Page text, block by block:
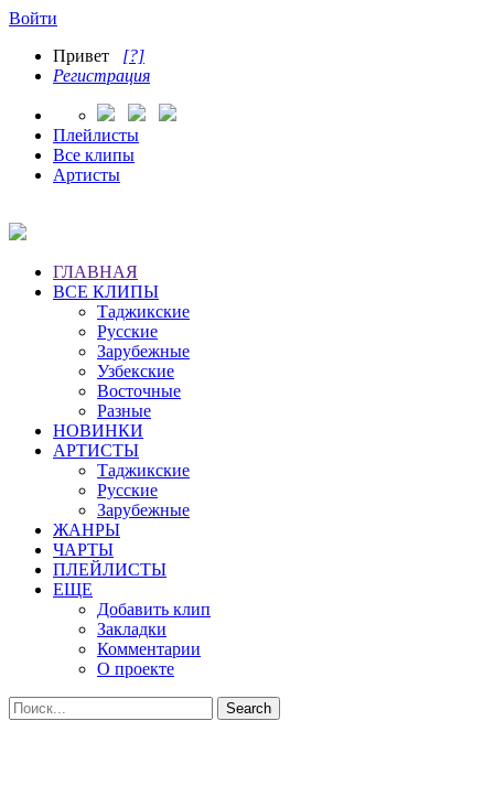
Войти
Привет [?]
Регистрация
Плейлисты
Все клипы
Артисты
ГЛАВНАЯ
ВСЕ КЛИПЫ
Таджикские
Русские
Зарубежные
Узбекские
Восточные
Разные
НОВИНКИ
АРТИСТЫ
Таджикские
Русские
Зарубежные
ЖАНРЫ
ЧАРТЫ
ПЛЕЙЛИСТЫ
ЕЩЕ
Добавить клип
Закладки
Комментарии
О проекте